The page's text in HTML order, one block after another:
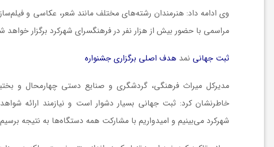
وی ادامه داد: هنرمندان رشته‌های مختلف مانند شعر، عکاسی و
مراسمی با حضور بیش از هزار نفر در فرهنگسرای شهرکرد برگزار خواهد
ثبت جهانی نمد هدف اصلی برگزاری جشنواره
مدیرکل میراث فرهنگی، گردشگری و صنایع دستی چهارمحال و
خاطرنشان کرد: ثبت جهانی بسیار دشوار است و نیازمند ارائه
شهرکرد می‌بینیم و امیدواریم با مشارکت همه دستگاه‌ها به نتیجه